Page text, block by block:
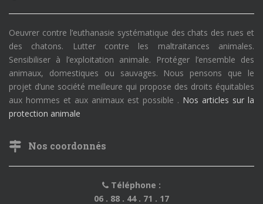
Oeuvrer contre l’euthanasie systématique des chats des rues et
des chatons. Lutter contre les maltraitances animales.
Sensibiliser à l’exploitation animale. Protéger l’ensemble des
animaux, domestiques ou sauvages. Nous pensons que le
projet d’une société meilleure qui propose des droits équitables
aux hommes et aux animaux est possible . Nos articles sur la
protection animale
Nos coordonnés
Téléphone :
06 . 88 . 44 . 71 . 17